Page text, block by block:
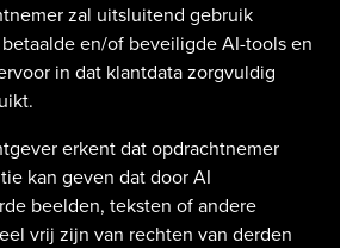
zal uitsluitend gebruik
en/of beveiligde AI-tools en
in dat klantdata zorgvuldig
erkent dat opdrachtnemer
kan geven dat door AI
beelden, teksten of andere
vrij zijn van rechten van derden